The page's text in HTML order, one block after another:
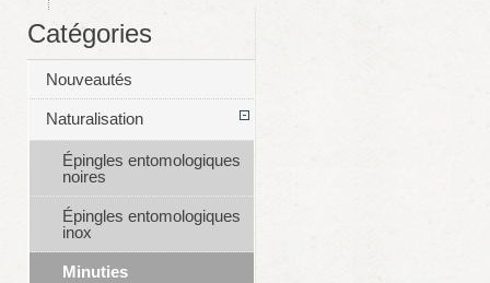
Catégories
Nouveautés
Naturalisation
Épingles entomologiques
noires
Épingles entomologiques
inox
Minuties